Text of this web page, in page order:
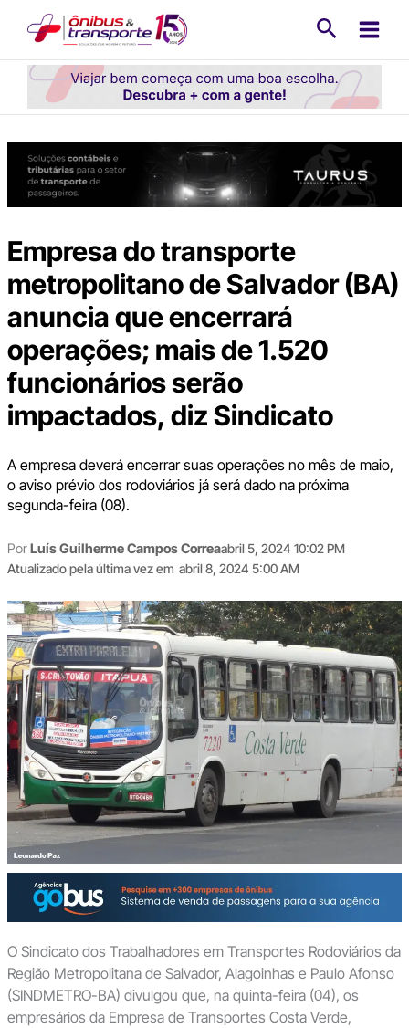
conteúdo
Empresa do transporte
metropolitano de Salvador (BA)
anuncia que encerrará
operações; mais de 1.520
funcionários serão
impactados, diz Sindicato
A empresa deverá encerrar suas operações no mês de maio,
o aviso prévio dos rodoviários já será dado na próxima
segunda-feira (08).
PorLuís Guilherme Campos Correaabril 5, 2024 10:02 PM
Atualizado pela última vez em abril 8, 2024 5:00 AM
O Sindicato dos Trabalhadores em Transportes Rodoviários da
Região Metropolitana de Salvador, Alagoinhas e Paulo Afonso
(SINDMETRO-BA) divulgou que, na quinta-feira (04), os
empresários da Empresa de Transportes Costa Verde,